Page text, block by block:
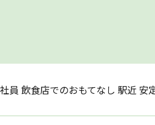
員 飲食店でのおもてなし 駅近 安